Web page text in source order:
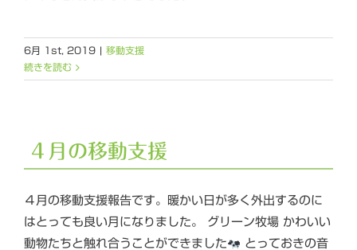
6月 1st, 2019 | 移動支援
続きを読む
４月の移動支援
４月の移動支援報告です。暖かい日が多く外出するのに
はとっても良い月になりました。 グリーン牧場 かわいい
動物たちと触れ合うことができました
とっておきの音